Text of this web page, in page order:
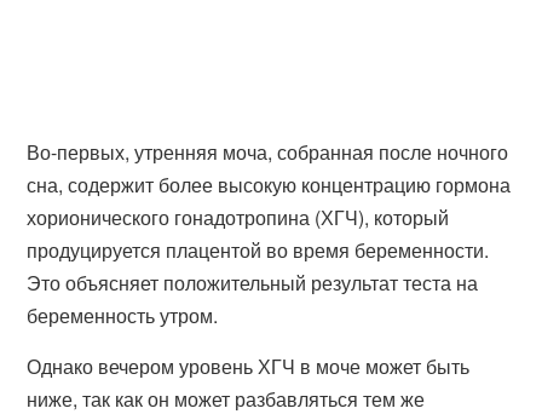
Во-первых, утренняя моча, собранная после ночного
сна, содержит более высокую концентрацию гормона
хорионического гонадотропина (ХГЧ), который
продуцируется плацентой во время беременности.
Это объясняет положительный результат теста на
беременность утром.
Однако вечером уровень ХГЧ в моче может быть
ниже, так как он может разбавляться тем же